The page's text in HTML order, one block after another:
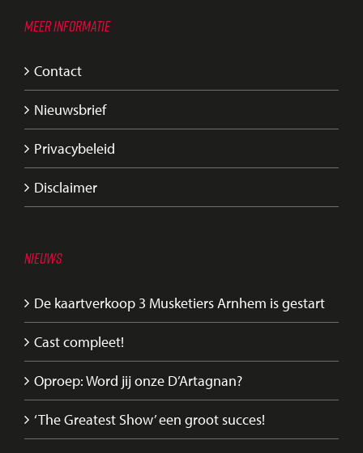
MEER INFORMATIE
Contact
Nieuwsbrief
Privacybeleid
Disclaimer
NIEUWS
De kaartverkoop 3 Musketiers Arnhem is gestart
Cast compleet!
Oproep: Word jij onze D’Artagnan?
‘The Greatest Show’ een groot succes!